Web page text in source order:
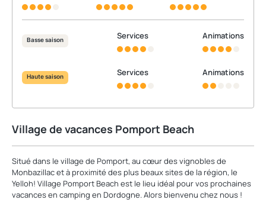
Basse saison Services Animations
Haute saison Services Animations
Village de vacances Pomport Beach
Situé dans le village de Pomport, au cœur des vignobles de
Monbazillac et à proximité des plus beaux sites de la région, le
Yelloh! Village Pomport Beach est le lieu idéal pour vos prochaines
vacances en camping en Dordogne. Alors bienvenu chez nous !